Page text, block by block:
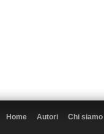
Home Autori Chi siamo